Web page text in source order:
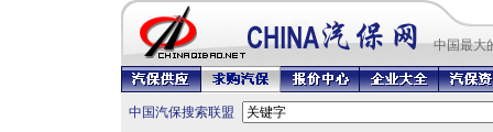
中国最大
中国汽保搜索联盟